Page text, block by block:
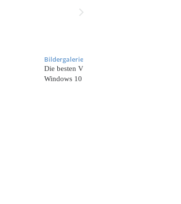
Bildergalerie:
Die besten Virenscanner für
Windows 10 (2023)